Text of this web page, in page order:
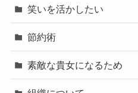
笑いを活かしたい
節約術
素敵な貴女になるため